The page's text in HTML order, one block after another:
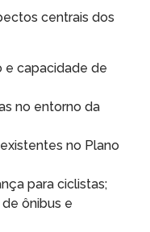
centrais dos
e capacidade de
no entorno da
no Plano
para ciclistas;
ônibus e